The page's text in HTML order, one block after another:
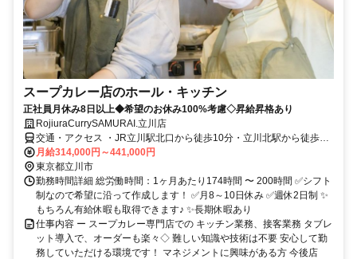
スープカレー店のホール・キッチン
正社員月休み8日以上◆希望のお休み100%考慮◇昇給昇格あり
RojiuraCurrySAMURAI.立川店
交通・アクセス ・JR立川駅北口から徒歩10分・立川北駅から徒歩8
分 ◇交通費支給（規定あり）
月給314,000円～441,000円
東京都立川市
勤務時間詳細 総労働時間：1ヶ月あたり174時間 〜 200時間 ✅シフト
制なので希望に沿って作成します！ ✅月8～10日休み ✅週休2日制 ✨
もちろん有給休暇も取得できます♪ ✨長期休暇あり
仕事内容 ー スープカレー専門店での キッチン業務、接客業務 タブレ
ット導入で、オーダーも楽々◇ 難しい知識や技術は不要 安心して勤
務していただける環境です！ マネジメントに興味がある方 今後店